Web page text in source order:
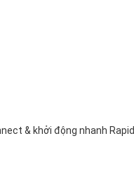
& khởi động nhanh Rapid